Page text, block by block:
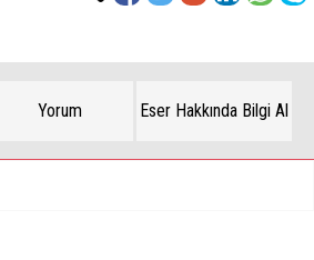
Yorum Eser Hakkında Bilgi Al